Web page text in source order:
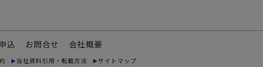
込 お問合せ 会社概要
当社資料引用・転載方法 サイトマップ